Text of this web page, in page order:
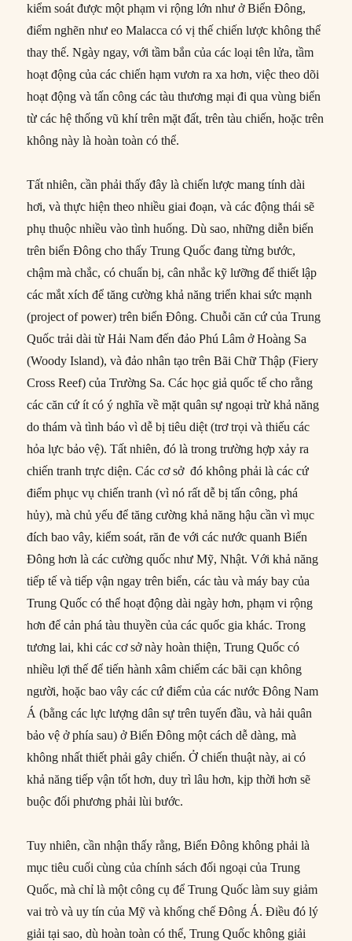
kiểm soát được một phạm vi rộng lớn như ở Biển Đông,
điểm nghẽn như eo Malacca có vị thế chiến lược không thể
thay thế. Ngày ngay, với tầm bắn của các loại tên lửa, tầm
hoạt động của các chiến hạm vươn ra xa hơn, việc theo dõi
hoạt động và tấn công các tàu thương mại đi qua vùng biển
từ các hệ thống vũ khí trên mặt đất, trên tàu chiến, hoặc trên
không này là hoàn toàn có thể.
Tất nhiên, cần phải thấy đây là chiến lược mang tính dài
hơi, và thực hiện theo nhiều giai đoạn, và các động thái sẽ
phụ thuộc nhiều vào tình huống. Dù sao, những diễn biến
trên biển Đông cho thấy Trung Quốc đang từng bước,
chậm mà chắc, có chuẩn bị, cân nhắc kỹ lưỡng để thiết lập
các mắt xích để tăng cường khả năng triển khai sức mạnh
(project of power) trên biển Đông. Chuỗi căn cứ của Trung
Quốc trải dài từ Hải Nam đến đảo Phú Lâm ở Hoàng Sa
(Woody Island), và đảo nhân tạo trên Bãi Chữ Thập (Fiery
Cross Reef) của Trường Sa. Các học giả quốc tế cho rằng
các căn cứ ít có ý nghĩa về mặt quân sự ngoại trừ khả năng
do thám và tình báo vì dễ bị tiêu diệt (trơ trọi và thiếu các
hỏa lực bảo vệ). Tất nhiên, đó là trong trường hợp xảy ra
chiến tranh trực diện. Các cơ sở đó không phải là các cứ
điểm phục vụ chiến tranh (vì nó rất dễ bị tấn công, phá
hủy), mà chủ yếu để tăng cường khả năng hậu cần vì mục
đích bao vây, kiểm soát, răn đe với các nước quanh Biển
Đông hơn là các cường quốc như Mỹ, Nhật. Với khả năng
tiếp tế và tiếp vận ngay trên biển, các tàu và máy bay của
Trung Quốc có thể hoạt động dài ngày hơn, phạm vi rộng
hơn để cản phá tàu thuyền của các quốc gia khác. Trong
tương lai, khi các cơ sở này hoàn thiện, Trung Quốc có
nhiều lợi thế để tiến hành xâm chiếm các bãi cạn không
người, hoặc bao vây các cứ điểm của các nước Đông Nam
Á (bằng các lực lượng dân sự trên tuyến đầu, và hải quân
bảo vệ ở phía sau) ở Biển Đông một cách dễ dàng, mà
không nhất thiết phải gây chiến. Ở chiến thuật này, ai có
khả năng tiếp vận tốt hơn, duy trì lâu hơn, kịp thời hơn sẽ
buộc đối phương phải lùi bước.
Tuy nhiên, cần nhận thấy rằng, Biển Đông không phải là
mục tiêu cuối cùng của chính sách đối ngoại của Trung
Quốc, mà chỉ là một công cụ để Trung Quốc làm suy giảm
vai trò và uy tín của Mỹ và khống chế Đông Á. Điều đó lý
giải tại sao, dù hoàn toàn có thể, Trung Quốc không giải